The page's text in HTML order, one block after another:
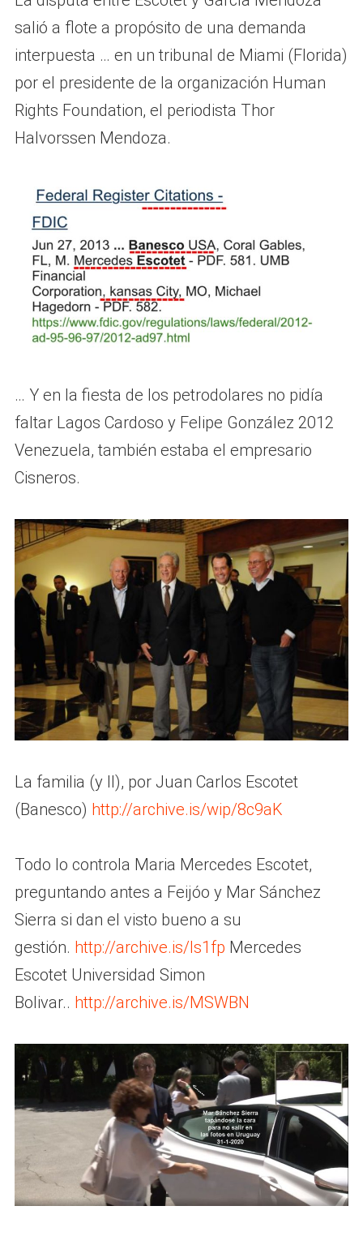
salió a flote a propósito de una demanda
interpuesta … en un tribunal de Miami (Florida)
por el presidente de la organización Human
Rights Foundation, el periodista Thor
Halvorssen Mendoza.
… Y en la fiesta de los petrodolares no pidía
faltar Lagos Cardoso y Felipe González 2012
Venezuela, también estaba el empresario
Cisneros.
La familia (y II), por Juan Carlos Escotet
(Banesco) http://archive.is/wip/8c9aK
Todo lo controla Maria Mercedes Escotet,
preguntando antes a Feijóo y Mar Sánchez
Sierra si dan el visto bueno a su
gestión. http://archive.is/ls1fp Mercedes
Escotet Universidad Simon
Bolivar.. http://archive.is/MSWBN